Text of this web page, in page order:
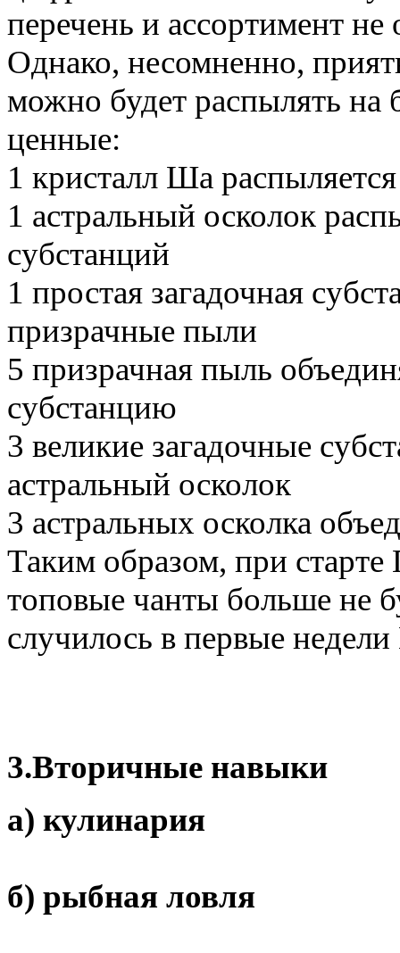
перечень и ассортимент
Однако, несомненно,
можно будет распылять на
ценные:
1 кристалл Ша
1 астральный осколок
субстанций
1 простая загадочная
призрачные пыли
5 призрачная пыль
субстанцию
3 великие загадочные
астральный осколок
3 астральных осколка
Таким образом, при старте
топовые чанты больше не
случилось в первые
3.Вторичные навыки
а) кулинария
б) рыбная ловля